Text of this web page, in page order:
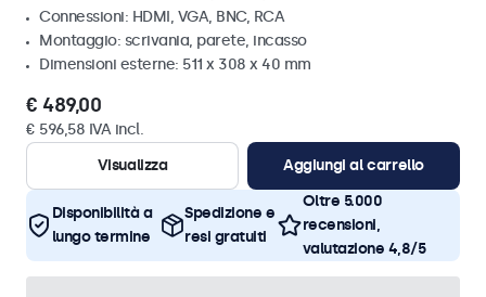
Connessioni: HDMI, VGA, BNC, RCA
Montaggio: scrivania, parete, incasso
Dimensioni esterne: 511 x 308 x 40 mm
€ 489,00
€ 596,58 IVA incl.
Visualizza
Aggiungi al carrello
Disponibilità a
lungo termine
Spedizione e
resi gratuiti
Oltre 5.000
recensioni,
valutazione 4,8/5